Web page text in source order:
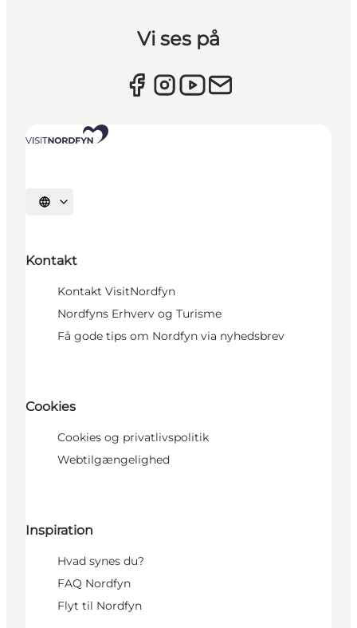
Vi ses på
Vælg sprog
Kontakt
Kontakt VisitNordfyn
Nordfyns Erhverv og Turisme
Få gode tips om Nordfyn via nyhedsbrev
Cookies
Cookies og privatlivspolitik
Webtilgængelighed
Inspiration
Hvad synes du?
FAQ Nordfyn
Flyt til Nordfyn